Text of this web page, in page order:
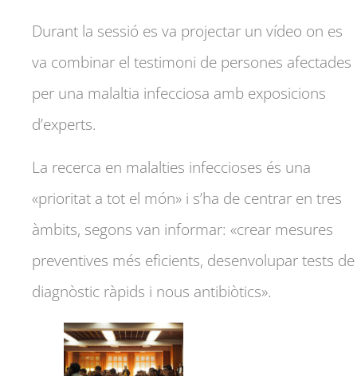
Durant la sessió es va projectar un vídeo on es
va combinar el testimoni de persones afectades
per una malaltia infecciosa amb exposicions
d’experts.
La recerca en malalties infeccioses és una
«prioritat a tot el món» i s’ha de centrar en tres
àmbits, segons van informar: «crear mesures
preventives més eficients, desenvolupar tests de
diagnòstic ràpids i nous antibiòtics».